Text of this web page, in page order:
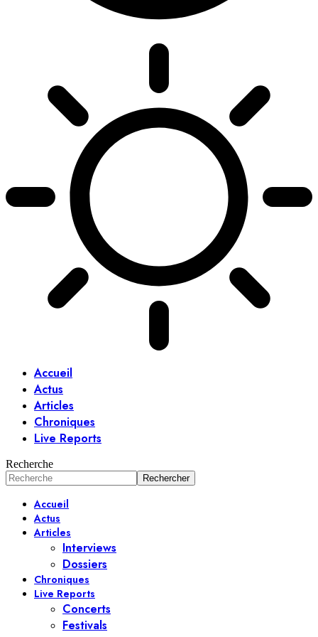
Accueil
Actus
Articles
Chroniques
Live Reports
Recherche
Accueil
Actus
Articles
Interviews
Dossiers
Chroniques
Live Reports
Concerts
Festivals